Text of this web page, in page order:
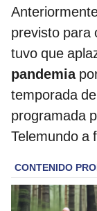
previsto para
tuvo que
pandemia
temporada de
programada
Telemundo a